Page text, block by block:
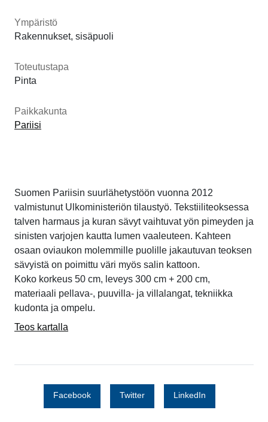
Ympäristö
Rakennukset, sisäpuoli
Toteutustapa
Pinta
Paikkakunta
Pariisi
Suomen Pariisin suurlähetystöön vuonna 2012
valmistunut Ulkoministeriön tilaustyö. Tekstiiliteoksessa
talven harmaus ja kuran sävyt vaihtuvat yön pimeyden ja
sinisten varjojen kautta lumen vaaleuteen. Kahteen
osaan oviaukon molemmille puolille jakautuvan teoksen
sävyistä on poimittu väri myös salin kattoon.
Koko korkeus 50 cm, leveys 300 cm + 200 cm,
materiaali pellava-, puuvilla- ja villalangat, tekniikka
kudonta ja ompelu.
Teos kartalla
Facebook Twitter LinkedIn